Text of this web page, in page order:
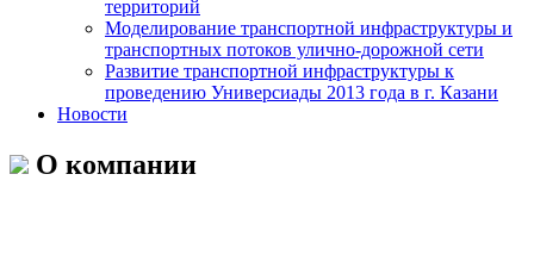
территорий
Моделирование транспортной инфраструктуры и
транспортных потоков улично-дорожной сети
Развитие транспортной инфраструктуры к
проведению Универсиады 2013 года в г. Казани
Новости
О компании